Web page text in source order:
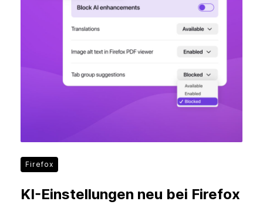
Firefox
KI-Einstellungen neu bei Firefox